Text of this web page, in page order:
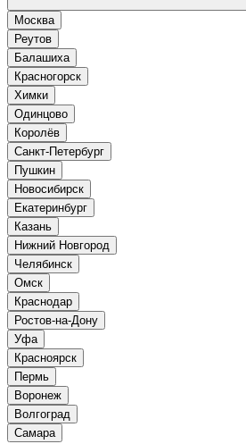
Москва
Реутов
Балашиха
Красногорск
Химки
Одинцово
Королёв
Санкт-Петербург
Пушкин
Новосибирск
Екатеринбург
Казань
Нижний Новгород
Челябинск
Омск
Краснодар
Ростов-на-Дону
Уфа
Красноярск
Пермь
Воронеж
Волгоград
Самара